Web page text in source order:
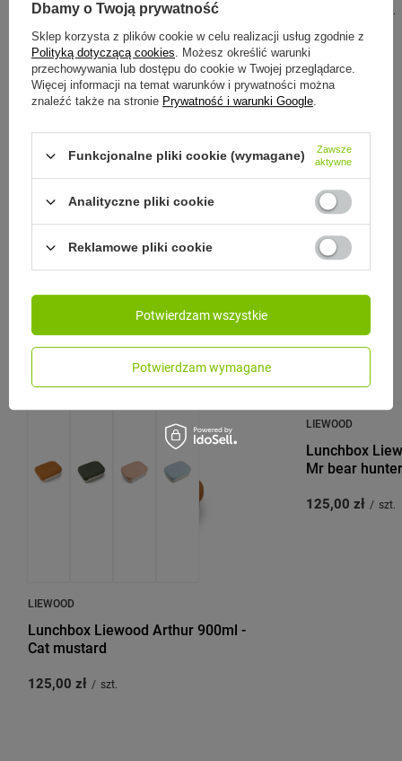
MONBENTO
Monbento Przegródki wyjmowane
do Bento Warmer Side S
producenta
LIEWOOD
Lunchbox Liewood Arthur 900ml -
Cat mustard
125,00 zł / szt.
LIEWOOD
Lunchbox
Mr bear
125,00 zł / szt.
Dbamy o Twoją prywatność
Sklep korzysta z plików cookie w celu realizacji usług zgodnie z
Polityką dotyczącą cookies. Możesz określić warunki
przechowywania lub dostępu do cookie w Twojej przeglądarce.
Więcej informacji na temat warunków i prywatności można
znaleźć także na stronie Prywatność i warunki Google.
Funkcjonalne pliki cookie (wymagane)
Zawsze
aktywne
Analityczne pliki cookie
Reklamowe pliki cookie
Potwierdzam wymagane
Potwierdzam wszystkie